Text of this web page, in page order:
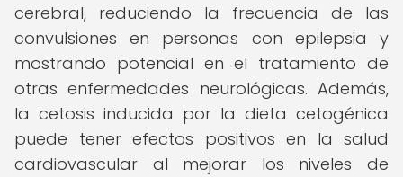
cerebral, reduciendo la frecuencia de las
convulsiones en personas con epilepsia y
mostrando potencial en el tratamiento de
otras enfermedades neurológicas. Además,
la cetosis inducida por la dieta cetogénica
puede tener efectos positivos en la salud
cardiovascular al mejorar los niveles de